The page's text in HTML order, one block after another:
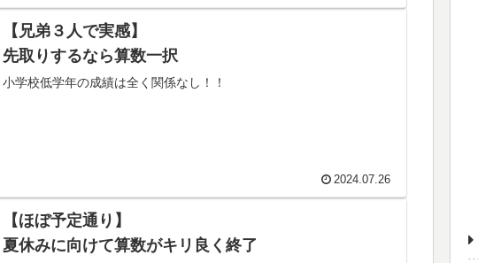
【兄弟３人で実感】
先取りするなら算数一択
小学校低学年の成績は全く関係なし！！
2024.07.26
【ほぼ予定通り】
夏休みに向けて算数がキリ良く終了